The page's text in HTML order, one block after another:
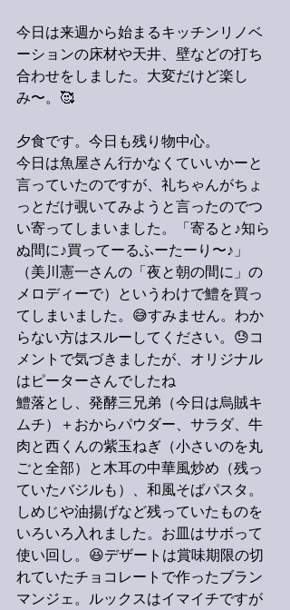
今日は来週から始まるキッチンリノベ
ーションの床材や天井、壁などの打ち
合わせをしました。大変だけど楽し
み〜。🥰
夕食です。今日も残り物中心。
今日は魚屋さん行かなくていいかーと
言っていたのですが、礼ちゃんがちょ
っとだけ覗いてみようと言ったのでつ
い寄ってしまいました。「寄ると♪知ら
ぬ間に♪買ってーるふーたーり〜♪」
（美川憲一さんの「夜と朝の間に」の
メロディーで）というわけで鱧を買っ
てしまいました。😅すみません。わか
らない方はスルーしてください。😓コ
メントで気づきましたが、オリジナル
はピーターさんでしたね
鱧落とし、発酵三兄弟（今日は烏賊キ
ムチ）＋おからパウダー、サラダ、牛
肉と西くんの紫玉ねぎ（小さいのを丸
ごと全部）と木耳の中華風炒め（残っ
ていたバジルも）、和風そばパスタ。
しめじや油揚げなど残っていたものを
いろいろ入れました。お皿はサボって
使い回し。😆デザートは賞味期限の切
れていたチョコレートで作ったブラン
マンジェ。ルックスはイマイチですが